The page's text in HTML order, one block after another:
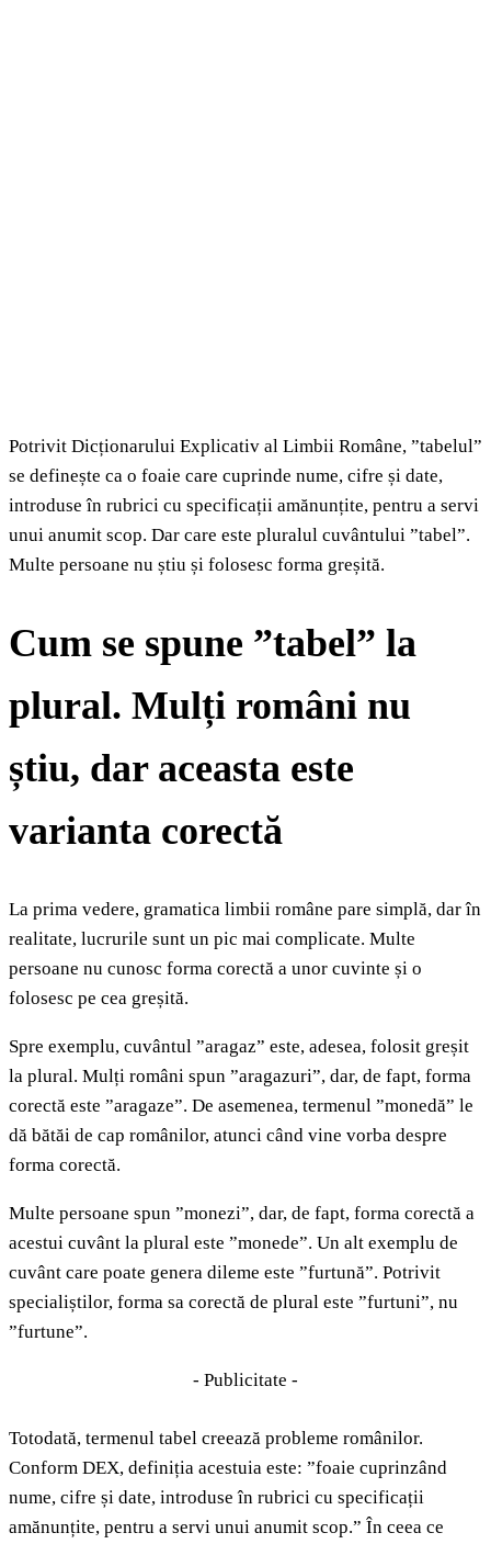
Potrivit Dicționarului Explicativ al Limbii Române, ”tabelul”
se definește ca o foaie care cuprinde nume, cifre și date,
introduse în rubrici cu specificații amănunțite, pentru a servi
unui anumit scop. Dar care este pluralul cuvântului ”tabel”.
Multe persoane nu știu și folosesc forma greșită.
Cum se spune ”tabel” la
plural. Mulți români nu
știu, dar aceasta este
varianta corectă
La prima vedere, gramatica limbii române pare simplă, dar în
realitate, lucrurile sunt un pic mai complicate. Multe
persoane nu cunosc forma corectă a unor cuvinte și o
folosesc pe cea greșită.
Spre exemplu, cuvântul ”aragaz” este, adesea, folosit greșit
la plural. Mulți români spun ”aragazuri”, dar, de fapt, forma
corectă este ”aragaze”. De asemenea, termenul ”monedă” le
dă bătăi de cap românilor, atunci când vine vorba despre
forma corectă.
Multe persoane spun ”monezi”, dar, de fapt, forma corectă a
acestui cuvânt la plural este ”monede”. Un alt exemplu de
cuvânt care poate genera dileme este ”furtună”. Potrivit
specialiștilor, forma sa corectă de plural este ”furtuni”, nu
”furtune”.
- Publicitate -
Totodată, termenul tabel creează probleme românilor.
Conform DEX, definiția acestuia este: ”foaie cuprinzând
nume, cifre și date, introduse în rubrici cu specificații
amănunțite, pentru a servi unui anumit scop.” În ceea ce